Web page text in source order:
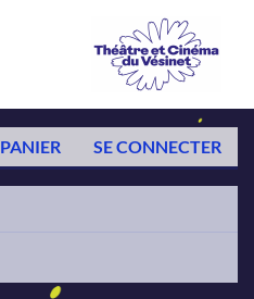
PANIER SE CONNECTER